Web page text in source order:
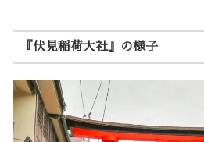
『伏見稲荷大社』の様子